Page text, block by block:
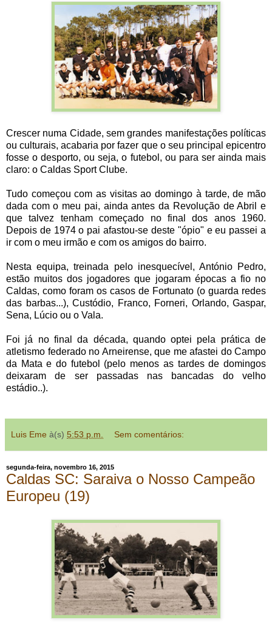
Crescer numa Cidade, sem grandes manifestações políticas
ou culturais, acabaria por fazer que o seu principal epicentro
fosse o desporto, ou seja, o futebol, ou para ser ainda mais
claro: o Caldas Sport Clube.
Tudo começou com as visitas ao domingo à tarde, de mão
dada com o meu pai, ainda antes da Revolução de Abril e
que talvez tenham começado no final dos anos 1960.
Depois de 1974 o pai afastou-se deste "ópio" e eu passei a
ir com o meu irmão e com os amigos do bairro.
Nesta equipa, treinada pelo inesquecível, António Pedro,
estão muitos dos jogadores que jogaram épocas a fio no
Caldas, como foram os casos de Fortunato (o guarda redes
das barbas...), Custódio, Franco, Forneri, Orlando, Gaspar,
Sena, Lúcio ou o Vala.
Foi já no final da década, quando optei pela prática de
atletismo federado no Arneirense, que me afastei do Campo
da Mata e do futebol (pelo menos as tardes de domingos
deixaram de ser passadas nas bancadas do velho
estádio..).
Luis Eme à(s) 5:53 p.m. Sem comentários:
segunda-feira, novembro 16, 2015
Caldas SC: Saraiva o Nosso Campeão
Europeu (19)